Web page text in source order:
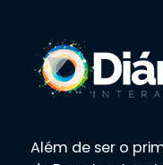
Além de ser o